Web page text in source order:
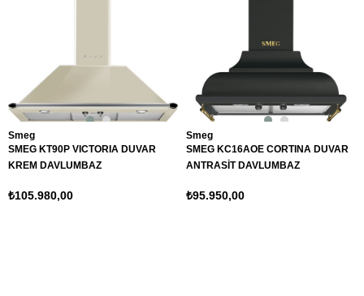
Smeg
SMEG KT90P VICTORIA DUVAR
KREM DAVLUMBAZ
₺105.980,00
Smeg
SMEG KC16AOE CORTINA DUVAR
ANTRASİT DAVLUMBAZ
₺95.950,00